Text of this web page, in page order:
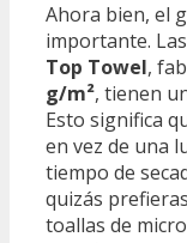
Ahora bien, el
importante.
Top Towel,
g/m², tienen
Esto significa
en vez de una
tiempo de
quizás
toallas de